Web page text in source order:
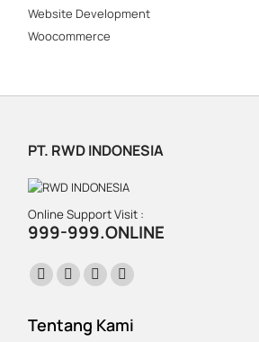
Website Development
Woocommerce
PT. RWD INDONESIA
Online Support Visit :
999-999.ONLINE
Find us on:
Facebook
opens
X
opens
Instagram
opens
Website
opens
Tentang Kami